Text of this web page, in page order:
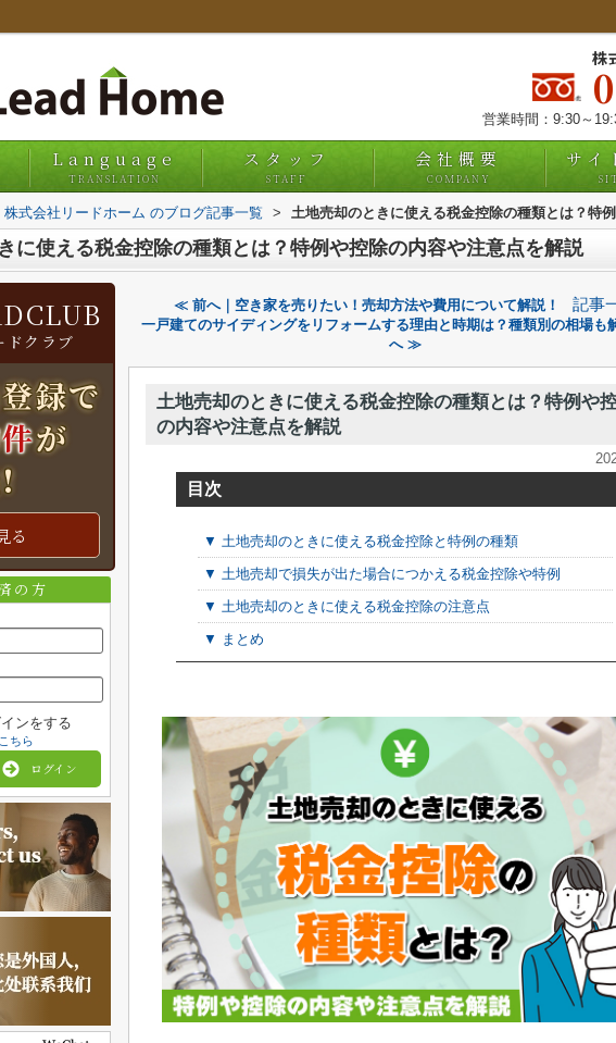
株
営業時間：9:30～
Language
TRANSLATION
スタッフ
STAFF
会社概要
COMPANY
サイ
株式会社リードホーム のブログ記事一覧 > 土地売却のときに使える税金控除の種類とは？特
に使える税金控除の種類とは？特例や控除の内容や注意点を解説
≪ 前へ｜空き家を売りたい！売却方法や費用について解説！ 記事
一戸建てのサイディングをリフォームする理由と時期は？種類別の相場も
へ ≫
土地売却のときに使える税金控除の種類とは？特例や
の内容や注意点を解説
目次
▼ 土地売却のときに使える税金控除と特例の種類
▼ 土地売却で損失が出た場合につかえる税金控除や特例
▼ 土地売却のときに使える税金控除の注意点
▼ まとめ
ドクラブ
録で
が
る
の方
ンをする
ちら
ログイン